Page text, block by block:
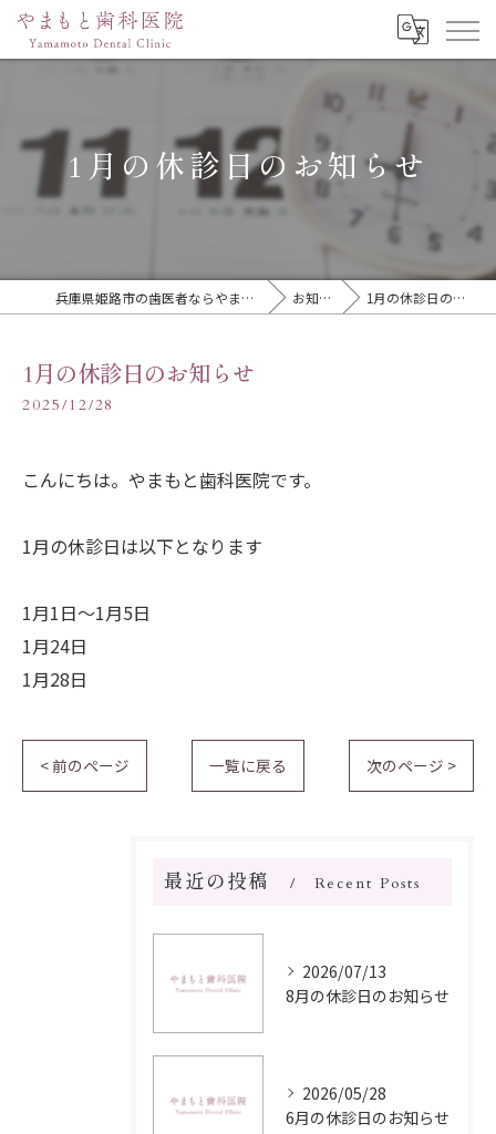
1月の休診日のお知らせ
兵庫県姫路市の歯医者ならやまもと歯科医院 お知らせ 1月の休診日のお知らせ
1月の休診日のお知らせ
2025/12/28
こんにちは。やまもと歯科医院です。
1月の休診日は以下となります
1月1日～1月5日
1月24日
1月28日
< 前のページ 一覧に戻る 次のページ >
最近の投稿 Recent Posts
2026/07/13
8月の休診日のお知らせ
2026/05/28
6月の休診日のお知らせ